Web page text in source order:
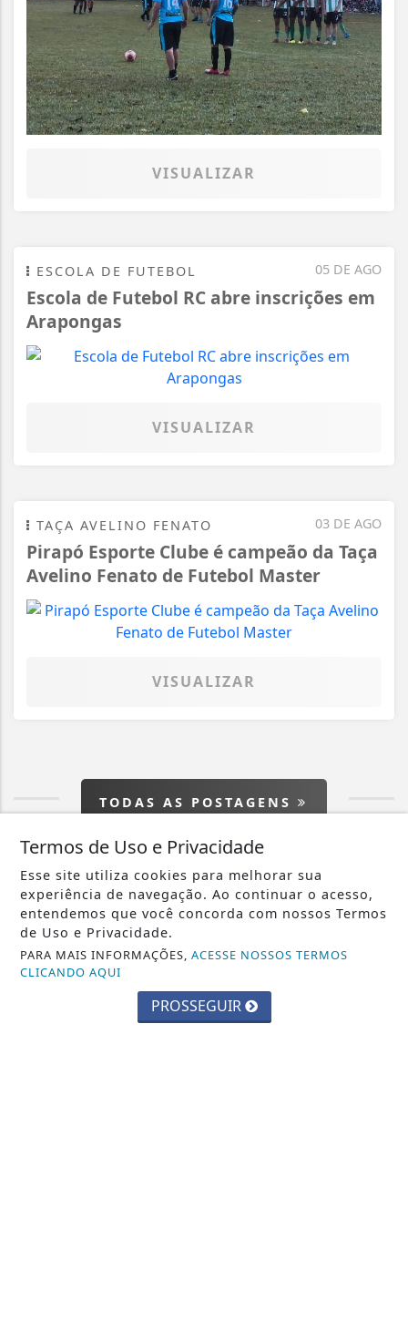
VISUALIZAR
05 DE AGO
ESCOLA DE FUTEBOL
Escola de Futebol RC abre inscrições em
Arapongas
VISUALIZAR
03 DE AGO
TAÇA AVELINO FENATO
Pirapó Esporte Clube é campeão da Taça
Avelino Fenato de Futebol Master
VISUALIZAR
TODAS AS POSTAGENS
Termos de Uso e Privacidade
Esse site utiliza cookies para melhorar sua
experiência de navegação. Ao continuar o acesso,
entendemos que você concorda com nossos Termos
de Uso e Privacidade.
PARA MAIS INFORMAÇÕES,ACESSE NOSSOS TERMOS
CLICANDO AQUI
PROSSEGUIR